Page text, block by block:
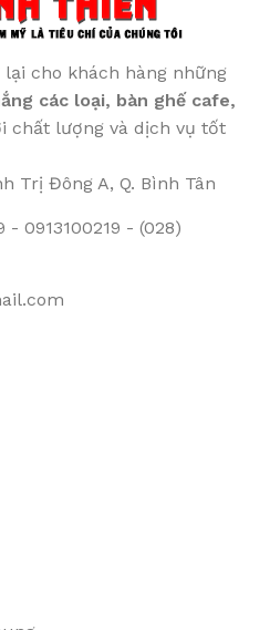
cho khách hàng những
các loại, bàn ghế cafe,
chất lượng và dịch vụ tốt
Trị Đông A, Q. Bình Tân
- 0913100219 - (028)